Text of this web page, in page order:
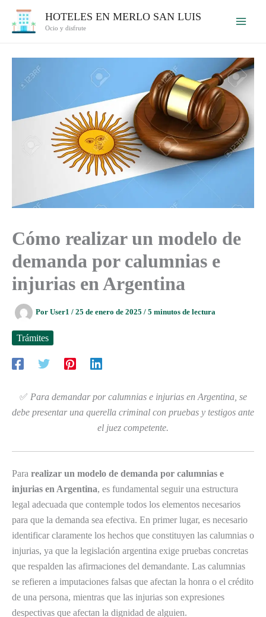
HOTELES EN MERLO SAN LUIS
Ocio y disfrute
Cómo realizar un modelo de
demanda por calumnias e
injurias en Argentina
Por User1 / 25 de enero de 2025 / 5 minutos de lectura
Trámites
✅ Para demandar por calumnias e injurias en Argentina, se
debe presentar una querella criminal con pruebas y testigos ante
el juez competente.
Para realizar un modelo de demanda por calumnias e
injurias en Argentina, es fundamental seguir una estructura
legal adecuada que contemple todos los elementos necesarios
para que la demanda sea efectiva. En primer lugar, es necesario
identificar claramente los hechos que constituyen las calumnias o
injurias, ya que la legislación argentina exige pruebas concretas
que respalden las afirmaciones del demandante. Las calumnias
se refieren a imputaciones falsas que afectan la honra o el crédito
de una persona, mientras que las injurias son expresiones
despectivas que afectan la dignidad de alguien.